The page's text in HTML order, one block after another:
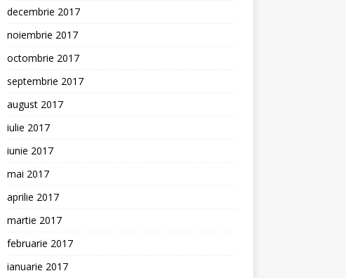
decembrie 2017
noiembrie 2017
octombrie 2017
septembrie 2017
august 2017
iulie 2017
iunie 2017
mai 2017
aprilie 2017
martie 2017
februarie 2017
ianuarie 2017